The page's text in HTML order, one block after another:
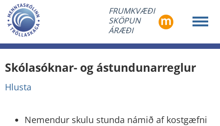
FRUMKVÆÐI
SKÖPUN
ÁRÆÐI
Skólasóknar- og ástundunarreglur
Hlusta
Nemendur skulu stunda námið af kostgæfni